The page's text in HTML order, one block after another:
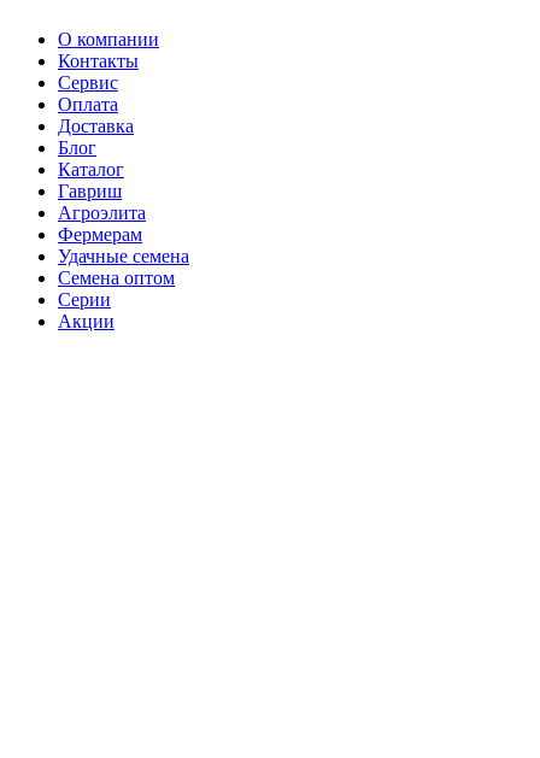
О компании
Контакты
Сервис
Оплата
Доставка
Блог
Каталог
Гавриш
Агроэлита
Фермерам
Удачные семена
Семена оптом
Серии
Акции